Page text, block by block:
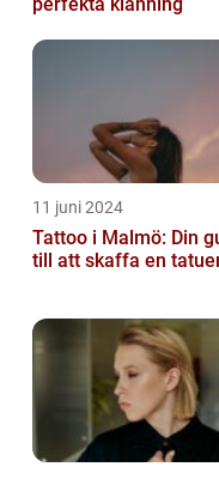
11 juni 2024
Tattoo i Malmö: Din
till att skaffa en